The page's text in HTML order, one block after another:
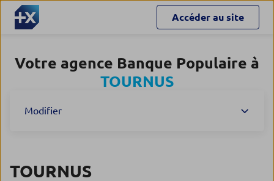
Accéder au site
Votre agence Banque Populaire à
TOURNUS
Modifier
TOURNUS